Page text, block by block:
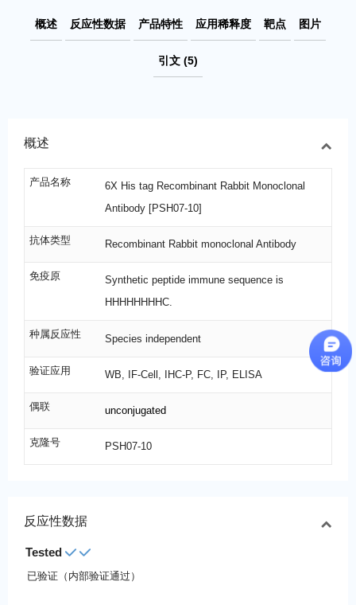
概述 反应性数据 产品特性 应用稀释度 靶点 图片
引文 (5)
概述
产品名称
6X His tag Recombinant Rabbit Monoclonal
Antibody [PSH07-10]
抗体类型 Recombinant Rabbit monoclonal Antibody
免疫原
Synthetic peptide immune sequence is
HHHHHHHHC.
种属反应性 Species independent
验证应用 WB, IF-Cell, IHC-P, FC, IP, ELISA
偶联 unconjugated
克隆号 PSH07-10
反应性数据
Tested
已验证（内部验证通过）